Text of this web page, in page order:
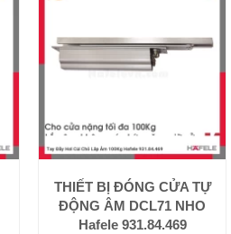
THIẾT BỊ ĐÓNG CỬA TỰ
ĐỘNG ÂM DCL71 NHO
Hafele 931.84.469